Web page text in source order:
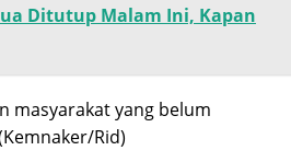
Ditutup Malam Ini, Kapan
masyarakat yang belum
Rid)